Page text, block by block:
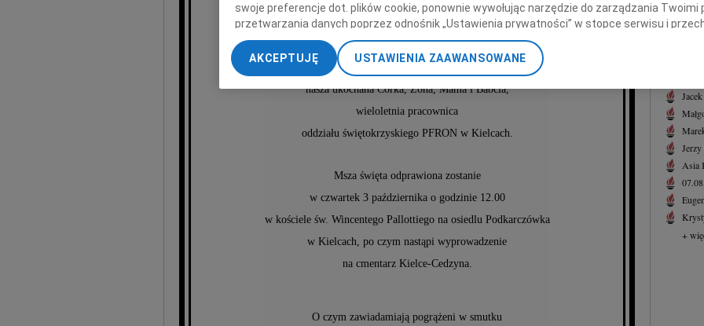
Alicja Ewa Kędracka
nasza ukochana Córka, Żona, Mama i Babcia,
wieloletnia pracownica
oddziału świętokrzyskiego PFRON w Kielcach.
Msza święta odprawiona zostanie
w czwartek 3 października o godzinie 12.00
w kościele św. Wincentego Pallottiego na osiedlu Podkarczówka
w Kielcach, po czym nastąpi wyprowadzenie
na cmentarz Kielce-Cedzyna.
O czym zawiadamiają pogrążeni w smutku
+
Asia
+
swoje preferencje dot. plików cookie, ponownie wywołując narzędzie do zarządzania Twoimi
przetwarzania danych poprzez odnośnik „Ustawienia prywatności” w stopce serwisu i
„Ustawienia zaawansowane”. Zmiana ustawień plików cookie możliwa jest także za pomocą
My, nasi Zaufani Partnerzy i Agora S.A. możemy przetwarzać dane osobowe w
dokładnych danych geolokalizacyjnych. Aktywne skanowanie charakterystyki urządzenia do
Przechowywanie informacji na urządzeniu lub dostęp do nich. Spersonalizowane reklamy i
treści, badnie odbiorców i ulepszanie usług.Lista Zaufanych Partnerów
USTAWIENIA ZAAWANSOWANE
AKCEPTUJĘ